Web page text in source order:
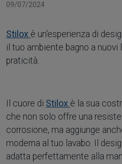
09/07/2024
Stilox è un'esperienza di
il tuo ambiente bagno a
praticità.
Il cuore di Stilox è la sua
che non solo offre una
corrosione, ma aggiunge
moderna al tuo lavabo. Il
adatta perfettamente alla